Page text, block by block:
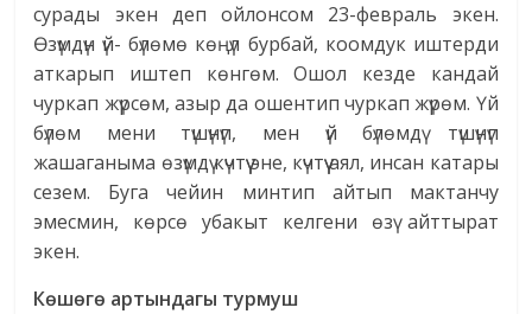
сурады экен деп ойлонсом 23-февраль экен.
Өзүмдүн үй- бүлөмө көңүл бурбай, коомдук иштерди
аткарып иштеп көнгөм. Ошол кезде кандай
чуркап жүрсөм, азыр да ошентип чуркап жүрөм. Үй
бүлөм мени түшүнүп, мен үй бүлөмдү түшүнүп
жашаганыма өзүмдү күчтүү эне, күчтүү аял, инсан катары
сезем. Буга чейин минтип айтып мактанчу
эмесмин, көрсө убакыт келгени өзү айттырат
экен.
Көшөгө артындагы турмуш